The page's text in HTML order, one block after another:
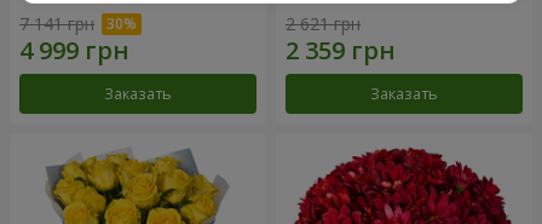
7 141 грн
Заказать
2 621 грн
Заказать